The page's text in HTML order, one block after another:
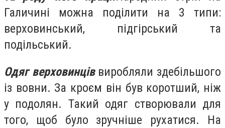
Галичині можна поділити на 3 типи:
верховинський, підгірський та
подільський.
Одяг верховинціввиробляли здебільшого
із вовни. За кроєм він був коротший, ніж
у подолян. Такий одяг створювали для
того, щоб було зручніше рухатися. На